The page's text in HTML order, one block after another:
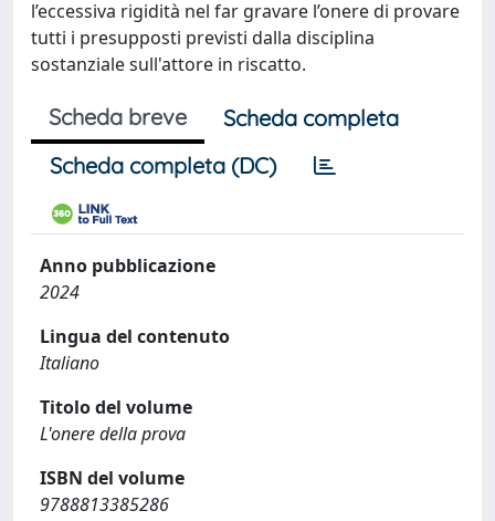
l’eccessiva rigidità nel far gravare l’onere di provare
tutti i presupposti previsti dalla disciplina
sostanziale sull'attore in riscatto.
Scheda breve
Scheda completa
Scheda completa (DC)
Anno pubblicazione
2024
Lingua del contenuto
Italiano
Titolo del volume
L'onere della prova
ISBN del volume
9788813385286